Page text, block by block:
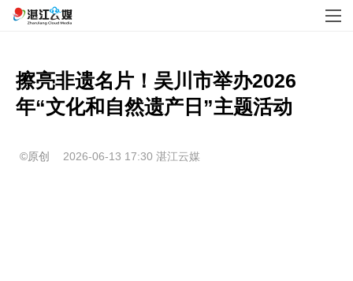
擦亮非遗名片！吴川市举办2026
年“文化和自然遗产日”主题活动
©原创 2026-06-13 17:30 湛江云媒